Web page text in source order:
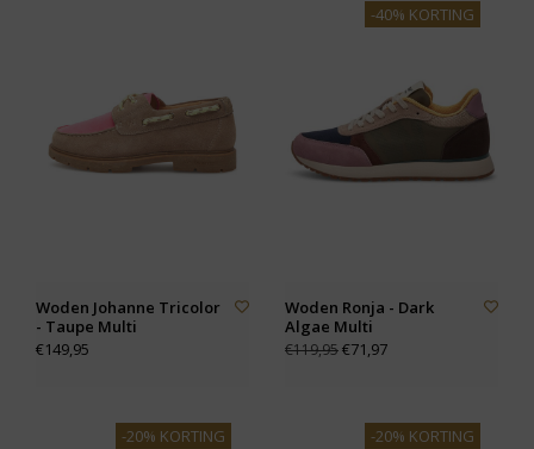
Woden Johanne Tricolor
- Taupe Multi
€149,95
-40% KORTING
Woden Ronja - Dark
Algae Multi
€119,95€71,97
-20% KORTING -20% KORTING